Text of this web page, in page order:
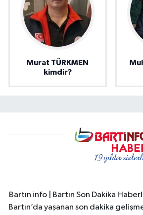
Murat TÜRKMEN
kimdir?
Bartın info | Bartın Son Dakika
Bartın’da yaşanan son dakika